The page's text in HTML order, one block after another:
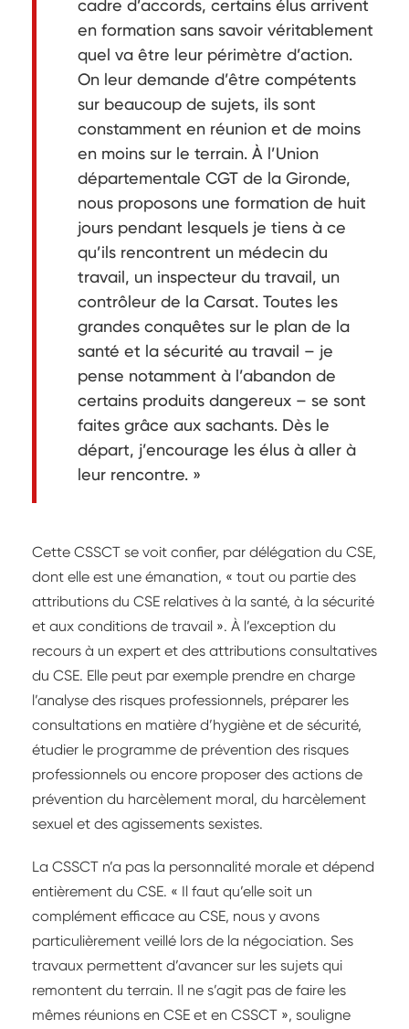
cadre d’accords, certains élus arrivent
en formation sans savoir véritablement
quel va être leur périmètre d’action.
On leur demande d’être compétents
sur beaucoup de sujets, ils sont
constamment en réunion et de moins
en moins sur le terrain. À l’Union
départementale CGT de la Gironde,
nous proposons une formation de huit
jours pendant lesquels je tiens à ce
qu’ils rencontrent un médecin du
travail, un inspecteur du travail, un
contrôleur de la Carsat. Toutes les
grandes conquêtes sur le plan de la
santé et la sécurité au travail – je
pense notamment à l’abandon de
certains produits dangereux – se sont
faites grâce aux sachants. Dès le
départ, j’encourage les élus à aller à
leur rencontre. »
Cette CSSCT se voit confier, par délégation du CSE,
dont elle est une émanation, « tout ou partie des
attributions du CSE relatives à la santé, à la sécurité
et aux conditions de travail ». À l’exception du
recours à un expert et des attributions consultatives
du CSE. Elle peut par exemple prendre en charge
l’analyse des risques professionnels, préparer les
consultations en matière d’hygiène et de sécurité,
étudier le programme de prévention des risques
professionnels ou encore proposer des actions de
prévention du harcèlement moral, du harcèlement
sexuel et des agissements sexistes.
La CSSCT n’a pas la personnalité morale et dépend
entièrement du CSE. « Il faut qu’elle soit un
complément efficace au CSE, nous y avons
particulièrement veillé lors de la négociation. Ses
travaux permettent d’avancer sur les sujets qui
remontent du terrain. Il ne s’agit pas de faire les
mêmes réunions en CSE et en CSSCT », souligne